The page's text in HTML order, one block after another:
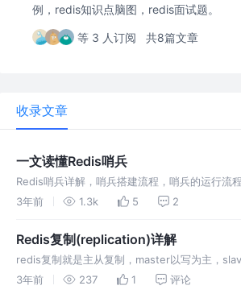
例，redis知识点脑图，redis面试题。
等 3 人订阅 共8篇文章
收录文章
一文读懂Redis哨兵
Redis哨兵详解，哨兵搭建流程，哨兵的运行流
线，客观下线，如何选举出哨兵leader)。
3年前 1.3k 5 2
Redis复制(replication)详解
redis复制就是主从复制，master以写为主，
master数据发生变化时，自动将新的数据异步同
3年前 237 1 评论